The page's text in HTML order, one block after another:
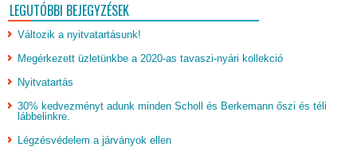
LEGUTÓBBI BEJEGYZÉSEK
Változik a nyitvatartásunk!
Megérkezett üzletünkbe a 2020-as tavaszi-nyári kollekció
Nyitvatartás
30% kedvezményt adunk minden Scholl és Berkemann őszi és téli
lábbelinkre.
Légzésvédelem a járványok ellen